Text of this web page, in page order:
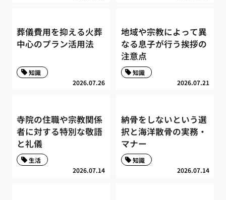
葬儀費用を抑える火葬
中心のプラン活用法
2026.07.26
知識
地域や宗教によって異
なる息子が行う挨拶の
注意点
2026.07.21
知識
寺院の住職や宗教関係
者に対する特別な敬語
と礼儀
2026.07.14
生活
納骨をしないという選
択と海洋散骨の実務・
マナー
2026.07.14
知識